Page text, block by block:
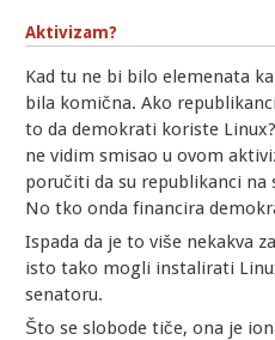
Aktivizam?
Kad tu ne bi bilo elemenata
bila komična. Ako
to da demokrati koriste
ne vidim smisao u ovom
poručiti da su republikanci
No tko onda financira
Ispada da je to više nekakva
isto tako mogli instalirati
senatoru.
Što se slobode tiče, ona je